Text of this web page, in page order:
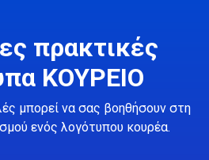
πρακτικές
ΚΟΥΡΕΙΟ
μπορεί να σας βοηθήσουν στη
ενός λογότυπου κουρέα.